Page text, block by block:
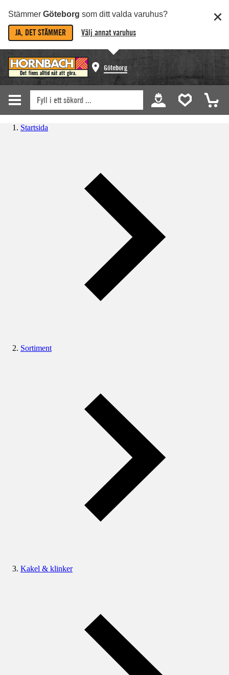
Stämmer Göteborg som ditt valda varuhus?
JA, DET STÄMMER Välj annat varuhus
Göteborg
Startsida
Sortiment
Kakel & klinker